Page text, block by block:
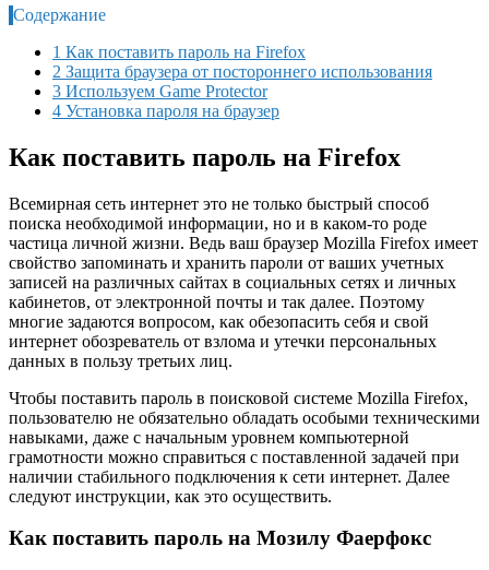
Содержание
1 Как поставить пароль на Firefox
2 Защита браузера от постороннего использования
3 Используем Game Protector
4 Установка пароля на браузер
Как поставить пароль на Firefox
Всемирная сеть интернет это не только быстрый способ
поиска необходимой информации, но и в каком-то роде
частица личной жизни. Ведь ваш браузер Mozilla Firefox имеет
свойство запоминать и хранить пароли от ваших учетных
записей на различных сайтах в социальных сетях и личных
кабинетов, от электронной почты и так далее. Поэтому
многие задаются вопросом, как обезопасить себя и свой
интернет обозреватель от взлома и утечки персональных
данных в пользу третьих лиц.
Чтобы поставить пароль в поисковой системе Mozilla Firefox,
пользователю не обязательно обладать особыми техническими
навыками, даже с начальным уровнем компьютерной
грамотности можно справиться с поставленной задачей при
наличии стабильного подключения к сети интернет. Далее
следуют инструкции, как это осуществить.
Как поставить пароль на Мозилу Фаерфокс